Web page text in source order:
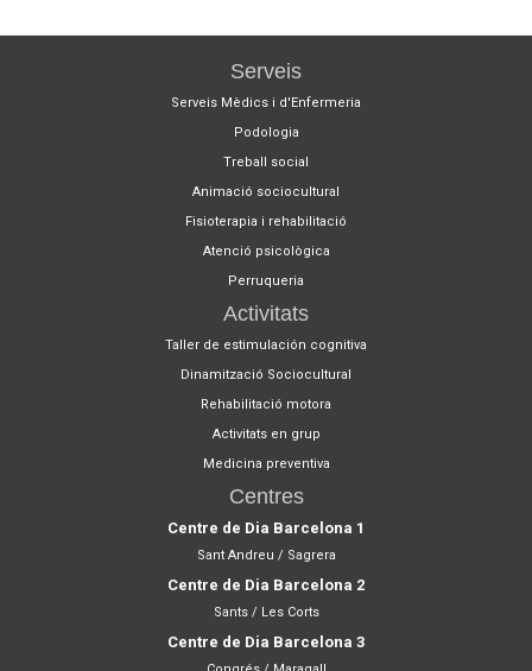
Serveis
Serveis Mèdics i d'Enfermeria
Podologia
Treball social
Animació sociocultural
Fisioterapia i rehabilitació
Atenció psicològica
Perruqueria
Activitats
Taller de estimulación cognitiva
Dinamització Sociocultural
Rehabilitació motora
Activitats en grup
Medicina preventiva
Centres
Centre de Dia Barcelona 1
Sant Andreu / Sagrera
Centre de Dia Barcelona 2
Sants / Les Corts
Centre de Dia Barcelona 3